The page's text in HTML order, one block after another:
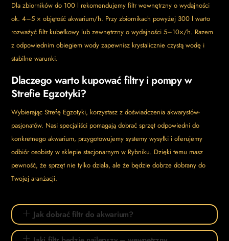
Dla zbiorników do 100 l rekomendujemy filtr wewnętrzny o wydajności
ok. 4–5 × objętość akwarium/h. Przy zbiornikach powyżej 300 l warto
rozważyć filtr kubełkowy lub zewnętrzny o wydajności 5–10×/h. Razem
z odpowiednim obiegiem wody zapewnisz krystalicznie czystą wodę i
stabilne warunki.
Dlaczego warto kupować filtry i pompy w
Strefie Egzotyki?
Wybierając Strefę Egzotyki, korzystasz z doświadczenia akwarystów-
pasjonatów. Nasi specjaliści pomagają dobrać sprzęt odpowiedni do
konkretnego akwarium, przygotowujemy systemy wysyłki i oferujemy
odbiór osobisty w sklepie stacjonarnym w Rybniku. Dzięki temu masz
pewność, że sprzęt nie tylko działa, ale że będzie dobrze dobrany do
Twojej aranżacji.
Jak dobrać filtr do akwarium?